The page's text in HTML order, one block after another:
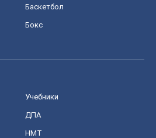
Баскетбол
Бокс
Учебники
ДПА
НМТ